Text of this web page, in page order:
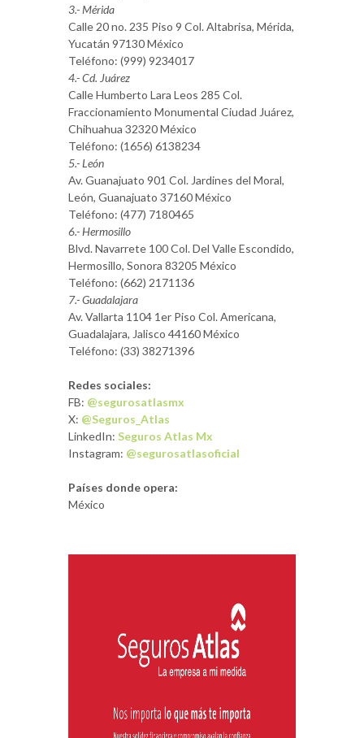
3.- Mérida
Calle 20 no. 235 Piso 9 Col. Altabrisa, Mérida,
Yucatán 97130 México
Teléfono: (999) 9234017
4.- Cd. Juárez
Calle Humberto Lara Leos 285 Col.
Fraccionamiento Monumental Ciudad Juárez,
Chihuahua 32320 México
Teléfono: (1656) 6138234
5.- León
Av. Guanajuato 901 Col. Jardines del Moral,
León, Guanajuato 37160 México
Teléfono: (477) 7180465
6.- Hermosillo
Blvd. Navarrete 100 Col. Del Valle Escondido,
Hermosillo, Sonora 83205 México
Teléfono: (662) 2171136
7.- Guadalajara
Av. Vallarta 1104 1er Piso Col. Americana,
Guadalajara, Jalisco 44160 México
Teléfono: (33) 38271396
Redes sociales:
FB: @segurosatlasmx
X: @Seguros_Atlas
LinkedIn: Seguros Atlas Mx
Instagram: @segurosatlasoficial
Países donde opera:
México